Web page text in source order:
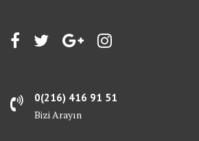
0(216) 416 91 51
Bizi Arayın